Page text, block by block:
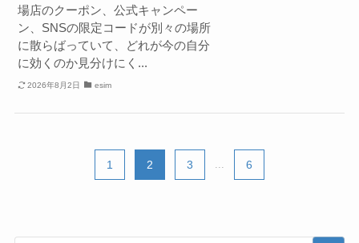
場店のクーポン、公式キャンペー
ン、SNSの限定コードが別々の場所
に散らばっていて、どれが今の自分
に効くのか見分けにく...
2026年8月2日 esim
1 2 3 ... 6